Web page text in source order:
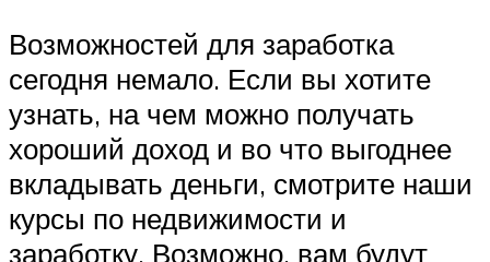
Возможностей для заработка
сегодня немало. Если вы хотите
узнать, на чем можно получать
хороший доход и во что выгоднее
вкладывать деньги, смотрите наши
курсы по недвижимости и
заработку. Возможно, вам будут